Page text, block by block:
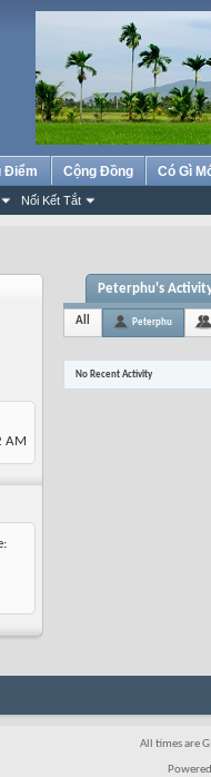
Nối Kết Tắt
Điểm Cộng Đồng Có Gì
AM
Peterphu's
All Peterphu
No Recent Activity
All times are